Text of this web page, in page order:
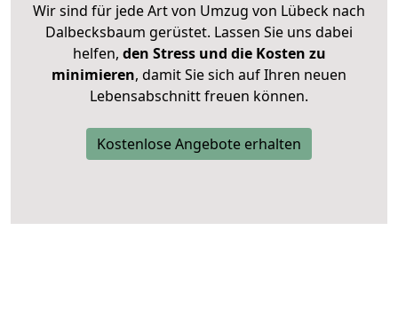
Wir sind für jede Art von Umzug von Lübeck nach
Dalbecksbaum gerüstet. Lassen Sie uns dabei
helfen, den Stress und die Kosten zu
minimieren, damit Sie sich auf Ihren neuen
Lebensabschnitt freuen können.
Kostenlose Angebote erhalten